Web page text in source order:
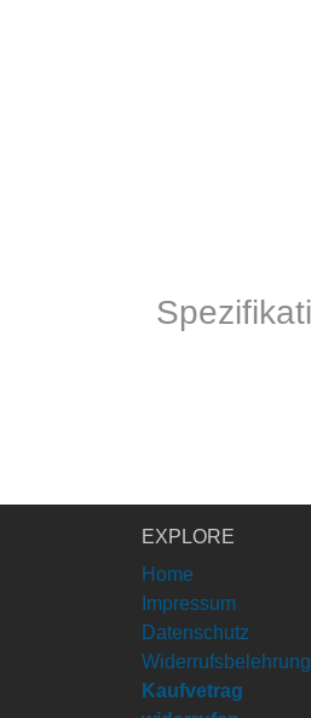
EXPLORE
Home
Impressum
Datenschutz
Kaufvetrag